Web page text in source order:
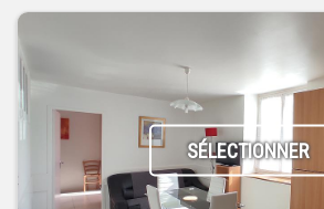
SÉLECTIONNER